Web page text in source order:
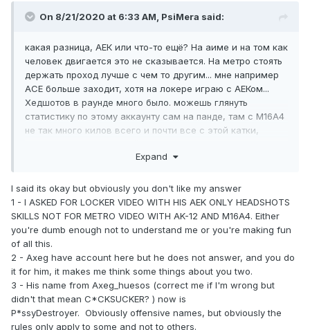
On 8/21/2020 at 6:33 AM, PsiMera said:
какая разница, АЕК или что-то ещё? На аиме и на том как
человек двигается это не сказывается. На метро стоять
держать проход лучше с чем то другим... мне например
АСЕ больше заходит, хотя на локере играю с АЕКом...
Хедшотов в раунде много было. можешь глянуть
статистику по этому аккаунту сам на панде, там с М16А4
не так много килов всего и почти все с этой катки,
Если бы там был аимбот на голову, это было бы заметно
Я ни там ни на изначальном видео аимбота не вижу,
особенно на локере где моменты, там где на танке
какие-то пару дёрганий непонятных за уши ещё можно
притянуть, но если долго смотреть за любым игроком,
можно найти моменты где у него прицел резко дёрнется,
а если ещё учесть багованность спектатора, там можно
разного наглядеть... Просто парень слишком выделяется,
поэтому я так понимаю за ним много и долго смотрели,
понадёргали моментов с разных каток, с разных дней...
Если ещё остались вопросы, желательно конкретно, с
Expand
I said its okay but obviously you don't like my answer
1 - I ASKED FOR LOCKER VIDEO WITH HIS AEK ONLY HEADSHOTS
SKILLS NOT FOR METRO VIDEO WITH AK-12 AND M16A4. Either
you're dumb enough not to understand me or you're making fun
of all this.
2 - Axeg have account here but he does not answer, and you do
it for him, it makes me think some things about you two.
3 - His name from Axeg_huesos (correct me if I'm wrong but
didn't that mean C*CKSUCKER? ) now is
P*ssyDestroyer. Obviously offensive names, but obviously the
rules only apply to some and not to others.